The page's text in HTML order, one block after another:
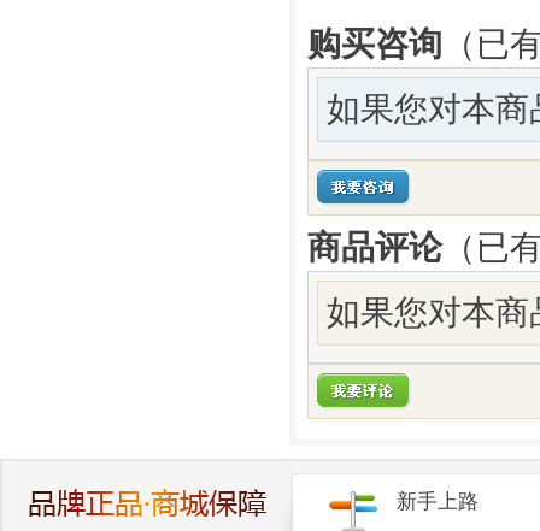
购买咨询 （已
如果您对本
商品评论（已
如果您对本
新手上路